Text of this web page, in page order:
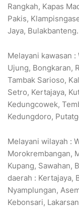
Rangkah, Kapas
Pakis,
Jaya, Bulakbanteng.
Melayani kawasan
Ujung, Bongkaran,
Tambak Sarioso,
Setro, Kertajaya,
Kedungcowek,
Kedungdoro,
Melayani wilayah :
Morokrembangan,
Kupang, Sawahan,
daerah : Kertajaya,
Nyamplungan,
Kebonsari,